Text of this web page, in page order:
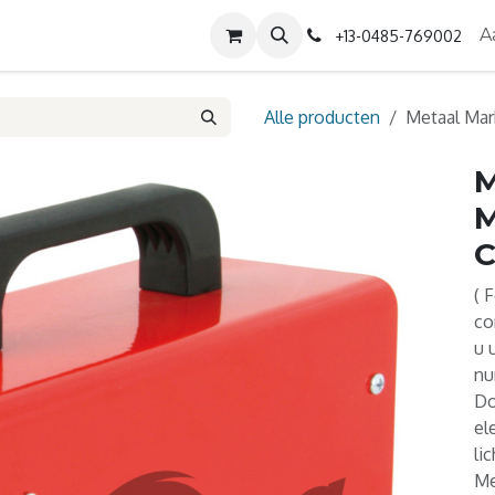
Over ons +13-0485-769002
Alle producten Metaal
(
u